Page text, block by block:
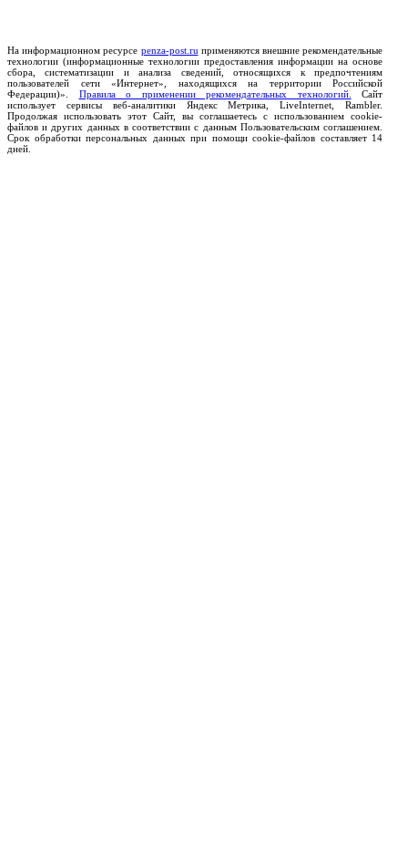
На информационном ресурсе penza-post.ru применяются внешние рекомендательные
технологии (информационные технологии предоставления информации на основе
сбора, систематизации и анализа сведений, относящихся к предпочтениям
пользователей сети «Интернет», находящихся на территории Российской
Федерации)». Правила о применении рекомендательных технологий.
Сайт
использует сервисы веб-аналитики Яндекс Метрика, LiveInternet, Rambler.
Продолжая использовать этот Сайт, вы соглашаетесь с использованием cookie-
файлов и других данных в соответствии с данным Пользовательским соглашением.
Срок обработки персональных данных при помощи cookie-файлов составляет 14
дней.